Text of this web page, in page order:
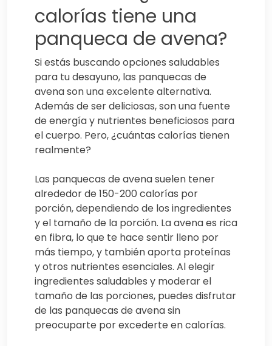
calorías tiene una
panqueca de avena?
Si estás buscando opciones saludables
para tu desayuno, las panquecas de
avena son una excelente alternativa.
Además de ser deliciosas, son una fuente
de energía y nutrientes beneficiosos para
el cuerpo. Pero, ¿cuántas calorías tienen
realmente?
Las panquecas de avena suelen tener
alrededor de 150-200 calorías por
porción, dependiendo de los ingredientes
y el tamaño de la porción. La avena es rica
en fibra, lo que te hace sentir lleno por
más tiempo, y también aporta proteínas
y otros nutrientes esenciales. Al elegir
ingredientes saludables y moderar el
tamaño de las porciones, puedes disfrutar
de las panquecas de avena sin
preocuparte por excederte en calorías.